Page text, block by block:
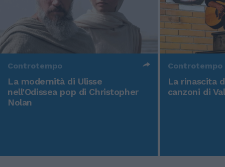
Controtempo
La modernità di Ulisse
nell'Odissea pop di Christopher
Nolan
Controtempo
La rinascita
canzoni di